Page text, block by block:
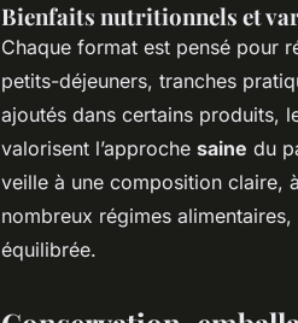
Bienfaits nutritionnels et
Chaque format est pensé pour
petits-déjeuners, tranches
ajoutés dans certains produits,
valorisent l’approche saine du
veille à une composition claire,
nombreux régimes
équilibrée.